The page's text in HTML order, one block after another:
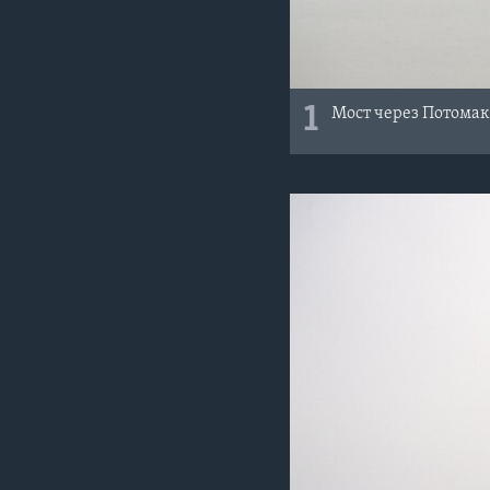
1 Мост через Потомак